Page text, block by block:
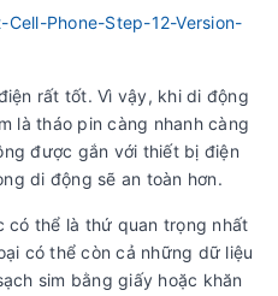
rất tốt. Vì vậy, khi di động
là tháo pin càng nhanh càng
được gắn với thiết bị điện
di động sẽ an toàn hơn.
có thể là thứ quan trọng nhất
có thể còn cả những dữ liệu
sim bằng giấy hoặc khăn